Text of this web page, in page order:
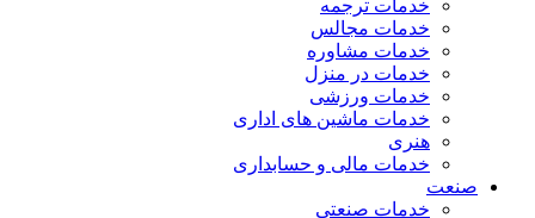
خدمات ترجمه
خدمات مجالس
خدمات مشاوره
خدمات در منزل
خدمات ورزشی
خدمات ماشین های اداری
هنری
خدمات مالی و حسابداری
صنعت
خدمات صنعتی